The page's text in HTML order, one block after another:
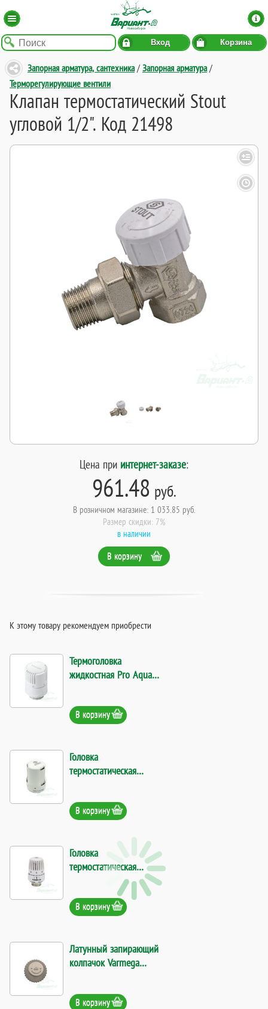
Вход Корзина
Запорная арматура, сантехника/ Запорная арматура/
Терморегулирующие вентили
Клапан термостатический Stout
угловой 1/2". Код 21498
Цена при интернет-заказе:
961.48 руб.
В розничном магазине: 1 033.85 руб.
Размер скидки: 7%
в наличии
В корзину
К этому товару рекомендуем приобрести
Термоголовка
жидкостная Pro Aqua
В корзину
Головка
термостатическая
В корзину
Головка
термостатическая
Varmega VM11001. Код
В корзину
Латунный запирающий
колпачок Varmega
В корзину